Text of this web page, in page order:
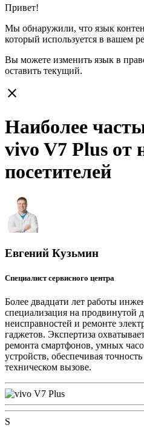
Привет!
Мы обнаружили, что язык
который используется в вашем
Вы можете изменить язык в
оставить текущий.
close
Наиболее
vivo V7 Plus от
посетителей
Евгений Кузьмин
Специалист сервисного центра
Более двадцати лет работы
специализация на продвинутой
неисправностей и ремонте
гаджетов. Экспертиза
ремонта смартфонов, умных
устройств, обеспечивая
техническом вызове.
S